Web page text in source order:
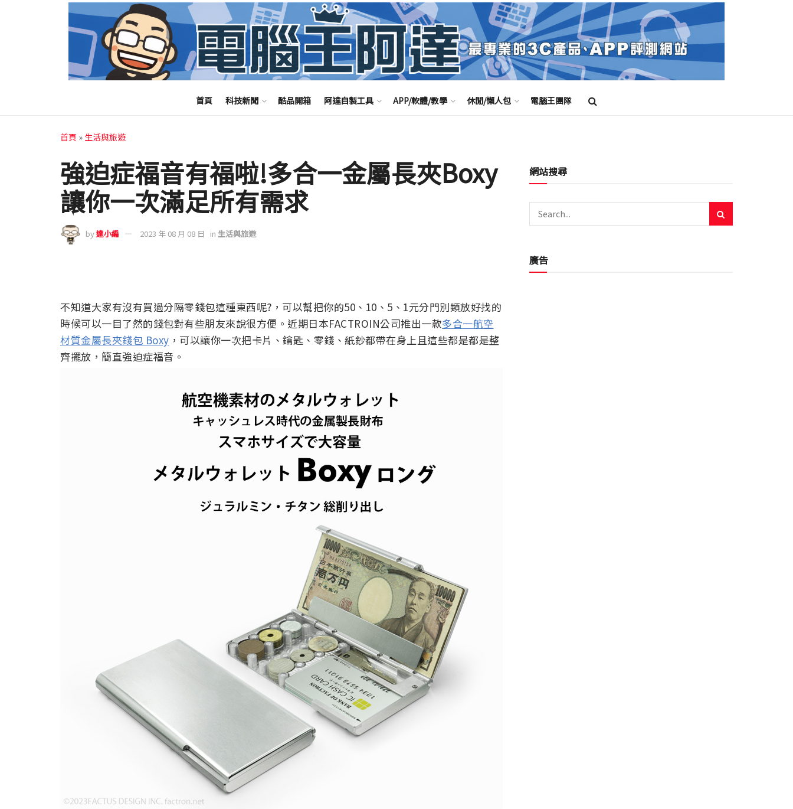
首頁 科技新聞 酷品開箱 阿達自製工具 APP/軟體/教學 休閒/懶人包 電腦王團隊
首頁 » 生活與旅遊
強迫症福音有福啦!多合一金屬長夾Boxy
讓你一次滿足所有需求
by達小編 2023 年 08 月 08 日 in 生活與旅遊
不知道大家有沒有買過分隔零錢包這種東西呢?，可以幫把你的50、10、5、1元分門別類放好找的
時候可以一目了然的錢包對有些朋友來說很方便。近期日本FACTROIN公司推出一款多合一航空
材質金屬長夾錢包 Boxy ，可以讓你一次把卡片、鑰匙、零錢、紙鈔都帶在身上且這些都是都是整
齊擺放，簡直強迫症福音。
網站搜尋
廣告